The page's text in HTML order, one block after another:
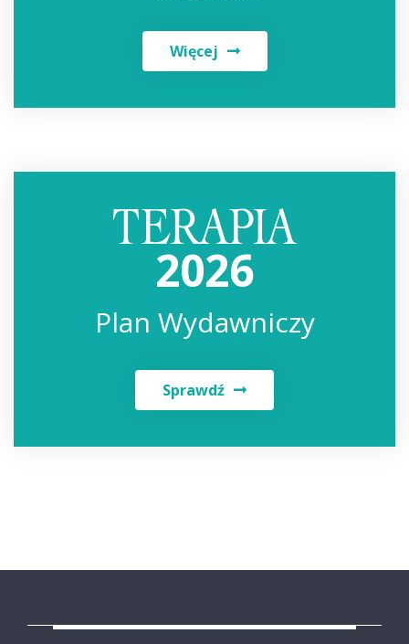
Więcej
2026
Plan Wydawniczy
Sprawdź